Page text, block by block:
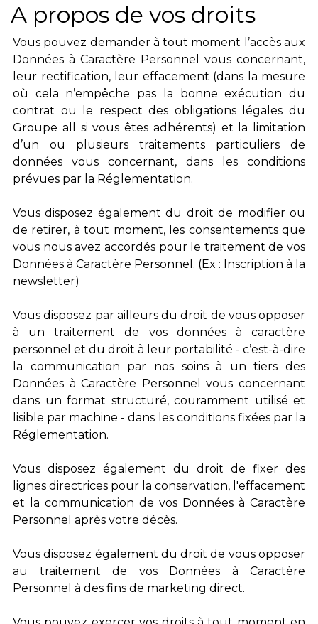
A propos de vos droits
Vous pouvez demander à tout moment l’accès aux
Données à Caractère Personnel vous concernant,
leur rectification, leur effacement (dans la mesure
où cela n’empêche pas la bonne exécution du
contrat ou le respect des obligations légales du
Groupe all si vous êtes adhérents) et la limitation
d’un ou plusieurs traitements particuliers de
données vous concernant, dans les conditions
prévues par la Réglementation.
Vous disposez également du droit de modifier ou
de retirer, à tout moment, les consentements que
vous nous avez accordés pour le traitement de vos
Données à Caractère Personnel. (Ex : Inscription à la
newsletter)
Vous disposez par ailleurs du droit de vous opposer
à un traitement de vos données à caractère
personnel et du droit à leur portabilité - c’est-à-dire
la communication par nos soins à un tiers des
Données à Caractère Personnel vous concernant
dans un format structuré, couramment utilisé et
lisible par machine - dans les conditions fixées par la
Réglementation.
Vous disposez également du droit de fixer des
lignes directrices pour la conservation, l'effacement
et la communication de vos Données à Caractère
Personnel après votre décès.
Vous disposez également du droit de vous opposer
au traitement de vos Données à Caractère
Personnel à des fins de marketing direct.